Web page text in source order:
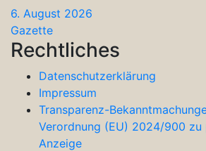
6. August 2026
Gazette
Rechtliches
Datenschutzerklärung
Impressum
Transparenz-
Verordnung (EU) 2024/900 zu
Anzeige